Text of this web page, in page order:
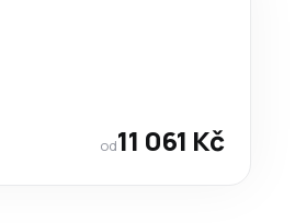
od11 061 Kč